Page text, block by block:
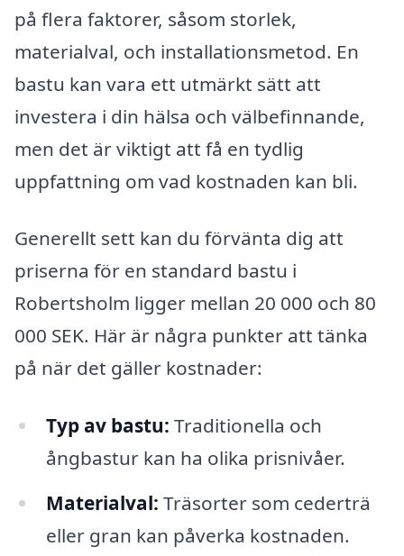
på flera faktorer, såsom storlek,
materialval, och installationsmetod. En
bastu kan vara ett utmärkt sätt att
investera i din hälsa och välbefinnande,
men det är viktigt att få en tydlig
uppfattning om vad kostnaden kan bli.
Generellt sett kan du förvänta dig att
priserna för en standard bastu i
Robertsholm ligger mellan 20 000 och 80
000 SEK. Här är några punkter att tänka
på när det gäller kostnader:
Typ av bastu: Traditionella och
ångbastur kan ha olika prisnivåer.
Materialval: Träsorter som cederträ
eller gran kan påverka kostnaden.